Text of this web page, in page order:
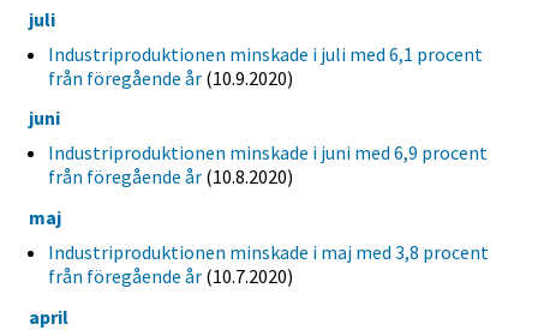
juli
Industriproduktionen minskade i juli med 6,1 procent
från föregående år (10.9.2020)
juni
Industriproduktionen minskade i juni med 6,9 procent
från föregående år (10.8.2020)
maj
Industriproduktionen minskade i maj med 3,8 procent
från föregående år (10.7.2020)
april